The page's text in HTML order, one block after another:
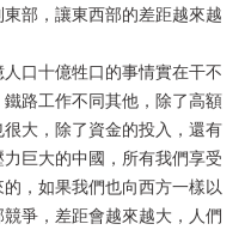
部，讓東西部的差距越來越
口十億牲口的事情實在干不
路工作不同其他，除了高額
大，除了資金的投入，還有
巨大的中國，所有我們享受
，如果我們也向西方一樣以
爭，差距會越來越大，人們